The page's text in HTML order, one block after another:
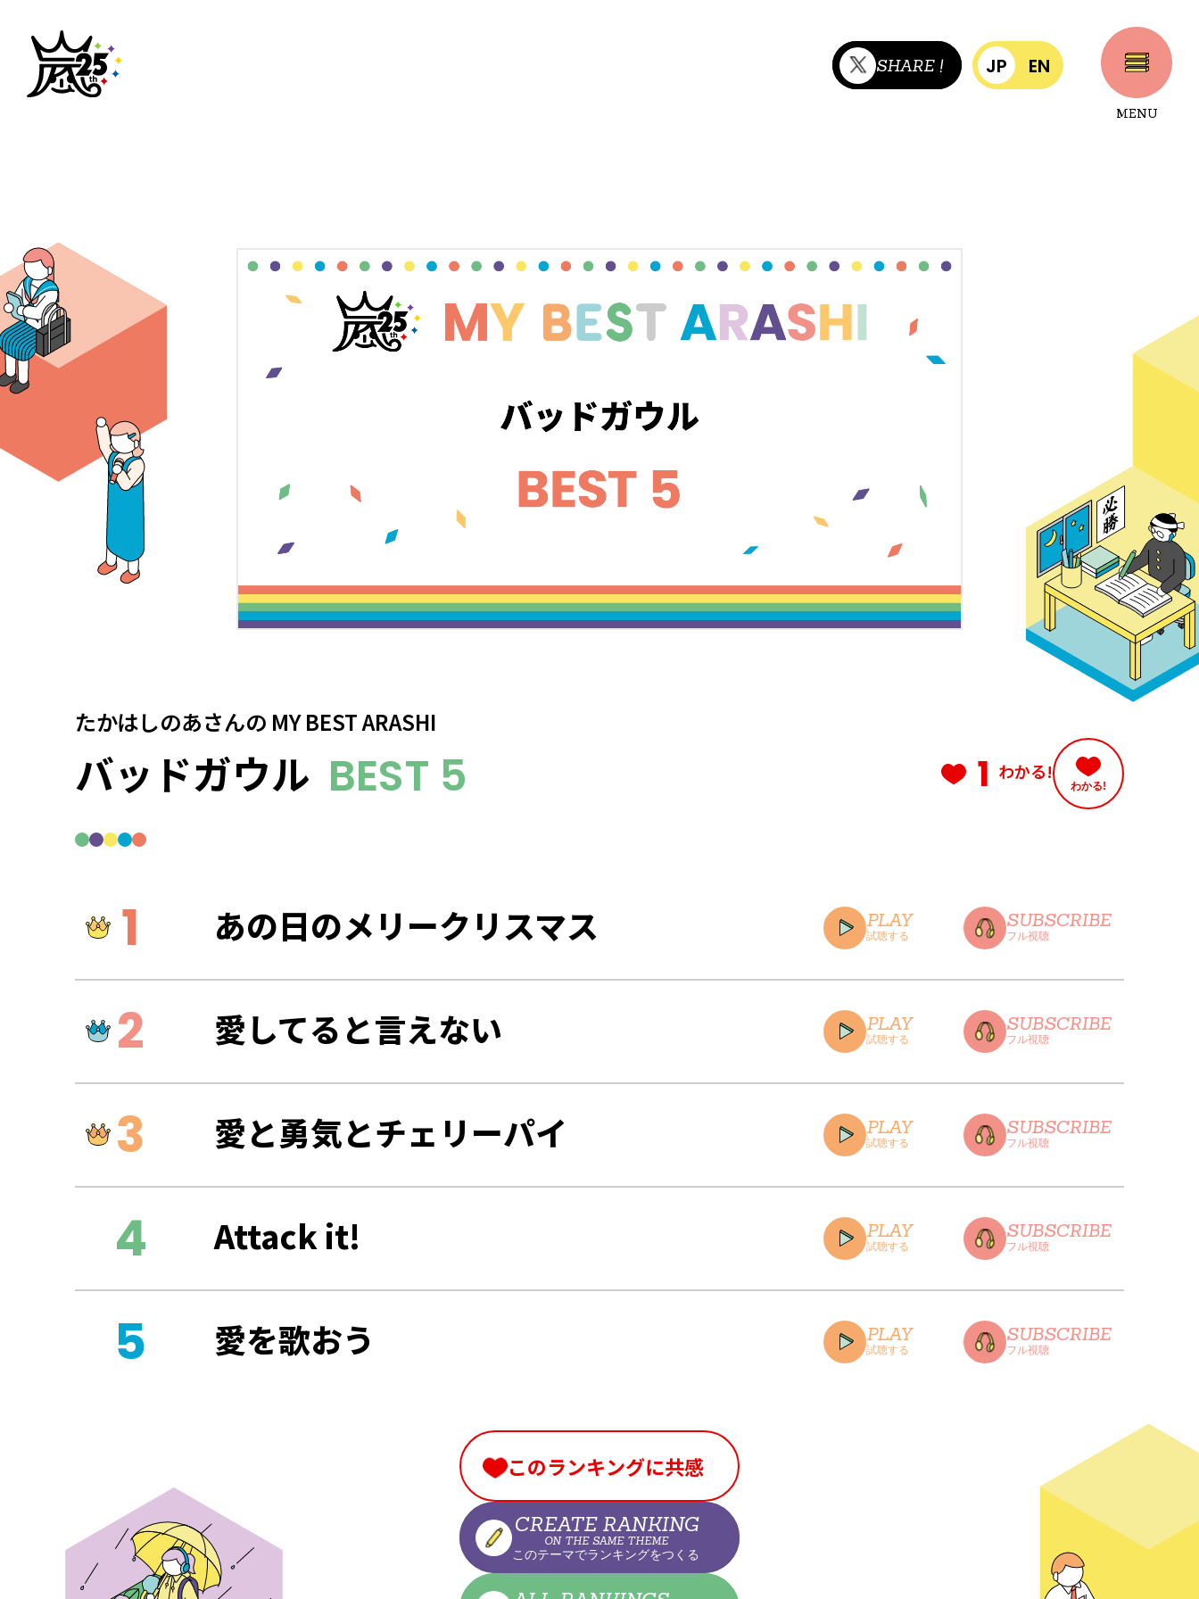
SHARE ! JP EN
MENU
たかはしのあさんの MY BEST ARASHI
バッドガウル BEST 5 1 わかる!
わかる!
あの日のメリークリスマス PLAY
試聴する
SUBSCRIBE
フル視聴
CLOSE
愛してると言えない PLAY
試聴する
SUBSCRIBE
フル視聴
CLOSE
愛と勇気とチェリーパイ PLAY
試聴する
SUBSCRIBE
フル視聴
CLOSE
Attack it! PLAY
試聴する
SUBSCRIBE
フル視聴
愛を歌おう PLAY
試聴する
SUBSCRIBE
フル視聴
CLOSE
このランキングに共感
CREATE RANKING
ON THE SAME THEME
このテーマでランキングをつくる